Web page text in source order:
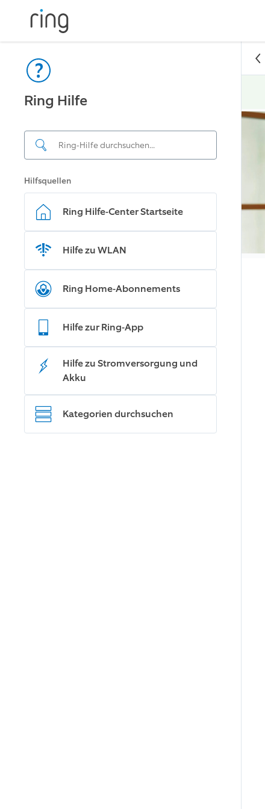
Ring Hilfe
Hilfsquellen
Ring Hilfe-Center Startseite
Hilfe zu WLAN
Ring Home-Abonnements
Hilfe zur Ring-App
Hilfe zu Stromversorgung und
Akku
Kategorien durchsuchen